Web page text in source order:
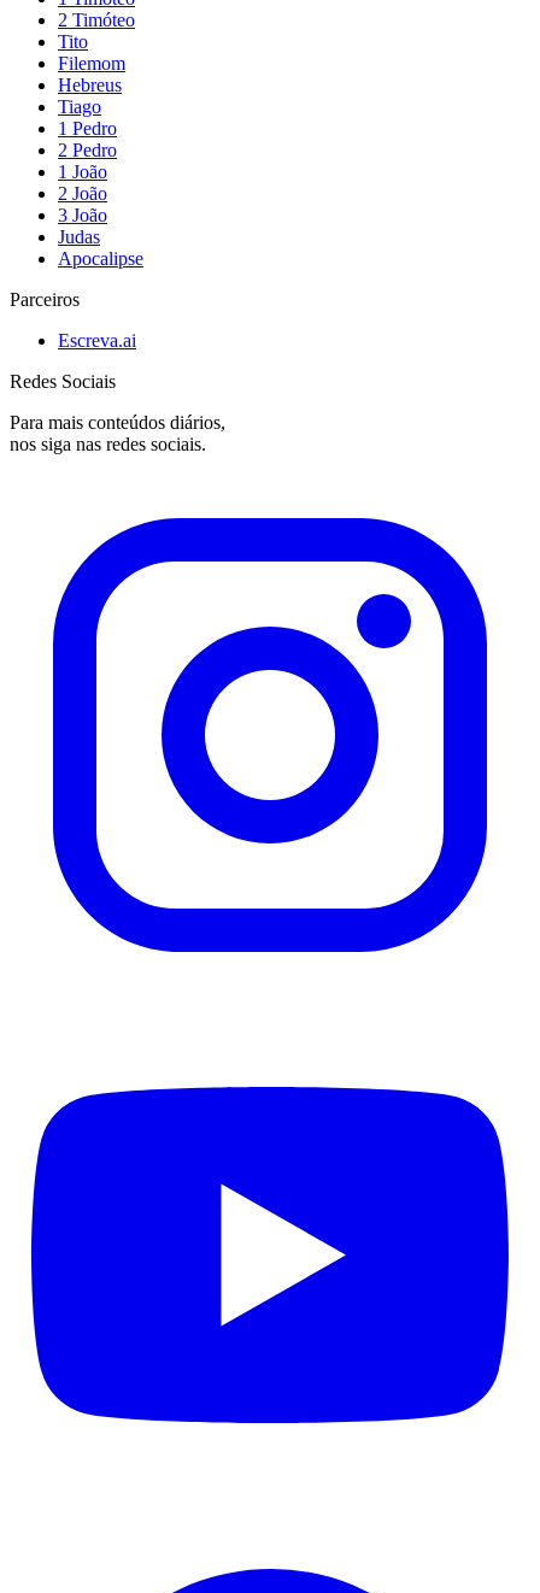
2 Timóteo
Tito
Filemom
Hebreus
Tiago
1 Pedro
2 Pedro
1 João
2 João
3 João
Judas
Apocalipse
Parceiros
Escreva.ai
Redes Sociais
Para mais conteúdos diários,
nos siga nas redes sociais.